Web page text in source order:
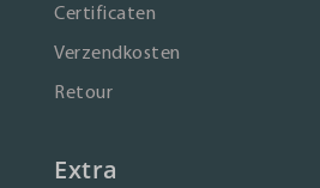
Certificaten
Verzendkosten
Retour
Extra